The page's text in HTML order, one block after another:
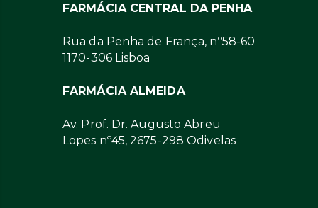
FARMÁCIA CENTRAL DA PENHA
Rua da Penha de França, nº58-60
1170-306 Lisboa
FARMÁCIA ALMEIDA
Av. Prof. Dr. Augusto Abreu
Lopes nº45, 2675-298 Odivelas